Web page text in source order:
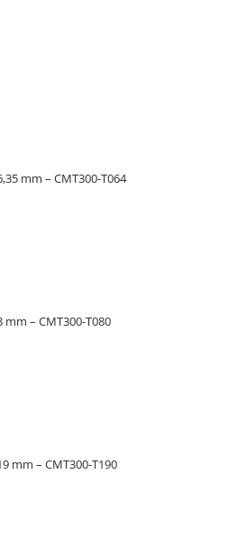
mm – CMT300-T064
– CMT300-T080
mm – CMT300-T190